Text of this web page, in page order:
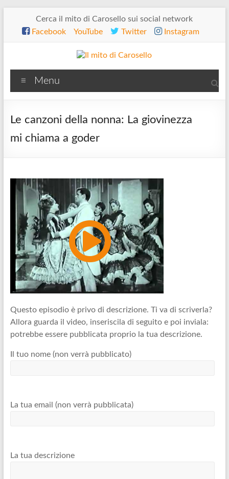
contenuto
Cerca il mito di Carosello sui social network
Facebook
YouTube Twitter Instagram
Il
mito
di
Carosello
Menu
Le canzoni della nonna: La giovinezza
mi chiama a goder
Questo episodio è privo di descrizione. Ti va di scriverla?
Allora guarda il video, inseriscila di seguito e poi inviala:
potrebbe essere pubblicata proprio la tua descrizione.
Il tuo nome (non verrà pubblicato)
La tua email (non verrà pubblicata)
La tua descrizione